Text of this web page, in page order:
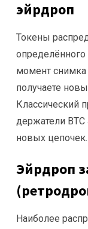
эйрдроп
Токены
момент
получаете
Классический
держатели
новых цепочек.
Эйрдроп
Наиболее